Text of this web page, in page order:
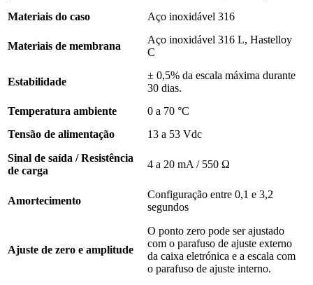
Materiais do caso
Aço inoxidável 316
Materiais de membrana
Aço inoxidável 316 L, Hastelloy
C
Estabilidade
± 0,5% da escala máxima durante
30 dias.
Temperatura ambiente
0 a 70 °C
Tensão de alimentação
13 a 53 Vdc
Sinal de saída / Resistência
de carga
4 a 20 mA / 550 Ω
Amortecimento
Configuração entre 0,1 e 3,2
segundos
Ajuste de zero e amplitude
O ponto zero pode ser ajustado
com o parafuso de ajuste externo
da caixa eletrónica e a escala com
o parafuso de ajuste interno.